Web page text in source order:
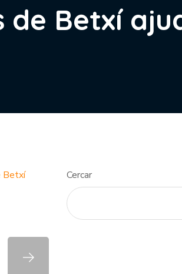
de Betxí
Betxí
Cercar